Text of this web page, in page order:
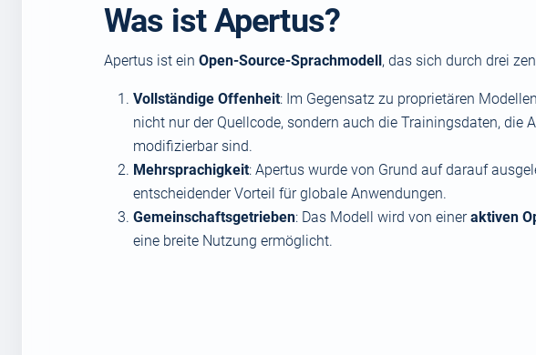
Was ist Apertus?
Apertus ist ein Open-Source-Sprachmodell, das sich durch drei
Vollständige Offenheit: Im Gegensatz zu proprietären
nicht nur der Quellcode, sondern auch die Trainingsdaten,
modifizierbar sind.
Mehrsprachigkeit: Apertus wurde von Grund auf darauf
entscheidender Vorteil für globale Anwendungen.
Gemeinschaftsgetrieben: Das Modell wird von eineraktiven
eine breite Nutzung ermöglicht.